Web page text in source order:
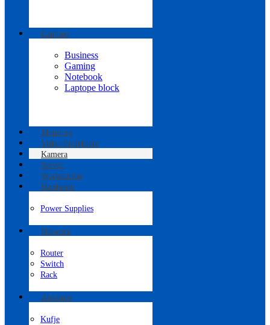
Laptope
Business
Gaming
Notebook
Laptope block
Monitore
Video Projektore
Kamera
Server
Workstation
Hardware
Power Supplies
Network
Router
Switch
Rack
Aksesore
Kufje